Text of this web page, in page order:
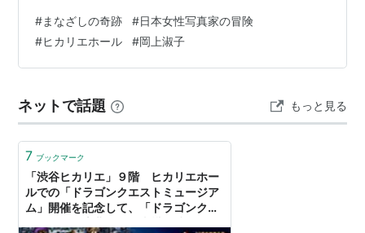
の遊郭地帯の女性たちの日常を撮影した「危険な毒
花」）、志賀理江子（自らが暮らしていた宮城県の集落
にて住人から語られた記憶や逸話をきっかけとして紡が
が生前に使用していた眼鏡のレンズ越しに、その人物に
まつわる手紙や原稿を…
#まなざしの奇跡 #日本女性写真家の冒険
#ヒカリエホール #岡上淑子
ネットで話題 もっと見る
7 ブックマーク
「渋谷ヒカリエ」９階 ヒカリエホー
ルでの「ドラゴンクエストミュージア
ム」開催を記念して、「ドラゴンクエ